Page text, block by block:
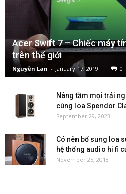
Acer Swift 7 – Chiếc máy
trên thế giới
Nguyễn Lan - January 17, 2019 0
Nâng tầm mọi trải
cùng loa Spendor
September 29, 2023
Có nên bổ sung loa
hệ thống audio hi fi
November 25, 2018